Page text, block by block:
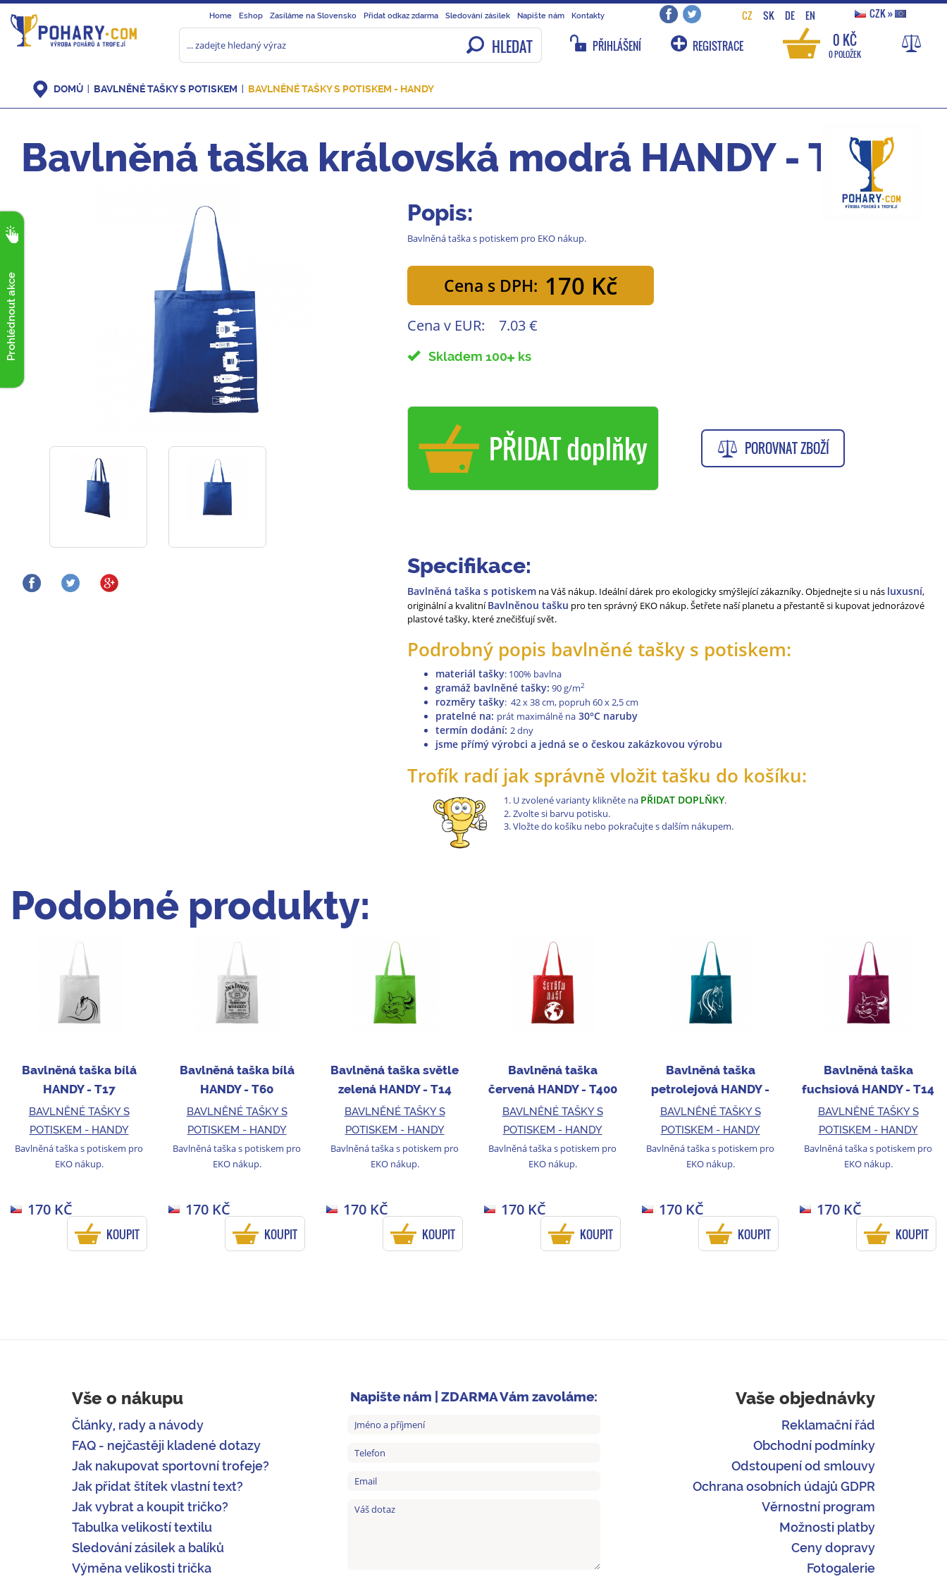
Home Eshop Zasíláme na Slovensko Přidat odkaz zdarma Sledování zásilek Napište nám Kontakty CZ SK DE EN CZK»
HLEDAT PŘIHLÁŠENÍ REGISTRACE 0 KČ
0 POLOŽEK
Prohlédnout akce
DOMŮ BAVLNĚNÉ TAŠKY S POTISKEM BAVLNĚNÉ TAŠKY S POTISKEM - HANDY
Bavlněná taška královská modrá HANDY - T10
Popis:
Bavlněná taška s potiskem pro EKO nákup.
Cena s DPH: 170 Kč
Cena v EUR: 7.03 €
Skladem 100 ks
PŘIDAT doplňky POROVNAT ZBOŽÍ
Specifikace:
Bavlněná taška s potiskemna Váš nákup. Ideální dárek pro ekologicky smýšlející zákazníky. Objednejte si u nás luxusní,
originální a kvalitníBavlněnou tašku pro ten správný EKO nákup. Šetřete naší planetu a přestantě si kupovat jednorázové
plastové tašky, které znečišťují svět.
Podrobný popis bavlněné tašky s potiskem:
materiál tašky: 100% bavlna
gramáž bavlněné tašky: 90 g/m2
rozměry tašky: 42 x 38 cm, popruh 60 x 2,5 cm
pratelné na: prát maximálně na30°C naruby
termín dodání: 2 dny
jsme přímý výrobci a jedná se o českou zakázkovou výrobu
Trofík radí jak správně vložit tašku do košíku:
U zvolené varianty klikněte na PŘIDAT DOPLŇKY.
Zvolte si barvu potisku.
Vložte do košíku nebo pokračujte s dalším nákupem.
Podobné produkty:
Bavlněná taška bílá
HANDY - T17
BAVLNĚNÉ TAŠKY S
POTISKEM - HANDY
Bavlněná taška s potiskem pro
EKO nákup.
170 KČ
KOUPIT
Bavlněná taška bílá
HANDY - T60
BAVLNĚNÉ TAŠKY S
POTISKEM - HANDY
Bavlněná taška s potiskem pro
EKO nákup.
170 KČ
KOUPIT
Bavlněná taška světle
zelená HANDY - T14
BAVLNĚNÉ TAŠKY S
POTISKEM - HANDY
Bavlněná taška s potiskem pro
EKO nákup.
170 KČ
KOUPIT
Bavlněná taška
červená HANDY - T400
BAVLNĚNÉ TAŠKY S
POTISKEM - HANDY
Bavlněná taška s potiskem pro
EKO nákup.
170 KČ
KOUPIT
Bavlněná taška
petrolejová HANDY -
T05
BAVLNĚNÉ TAŠKY S
POTISKEM - HANDY
Bavlněná taška s potiskem pro
EKO nákup.
170 KČ
KOUPIT
Bavlněná taška
fuchsiová HANDY - T14
BAVLNĚNÉ TAŠKY S
POTISKEM - HANDY
Bavlněná taška s potiskem pro
EKO nákup.
170 KČ
KOUPIT
Vše o nákupu
Články, rady a návody
FAQ - nejčastěji kladené dotazy
Jak nakupovat sportovní trofeje?
Jak přidat štítek vlastní text?
Jak vybrat a koupit tričko?
Tabulka velikostí textilu
Sledování zásilek a balíků
Výměna velikosti trička
Napište nám | ZDARMA Vám zavoláme: Vaše objednávky
Reklamační řád
Obchodní podmínky
Odstoupení od smlouvy
Ochrana osobních údajů GDPR
Věrnostní program
Možnosti platby
Ceny dopravy
Fotogalerie